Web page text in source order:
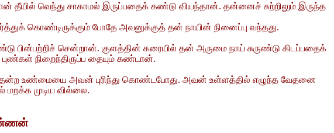
தீயில் வெந்து சாகாமல் இருப்பதைக் கண்டு வியந்தான். தன்னைச் சுற்றிலும் இருந்த
கொண்டிருக்கும் போதே அவனுக்குத் தன் நாயின் நினைப்பு வந்தது.
பின்பற்றிச் சென்றான். குளத்தின் கரையில் தன் அருமை நாய் சுருண்டு கிடப்பதைக்
நிறைந்திருப்ப தையும் கண்டான்.
தென்ற உண்மையை அவன் புரிந்து கொண்டபோது. அவன் உள்ளத்தில் எழுந்த வேதனை
முடிய வில்லை.